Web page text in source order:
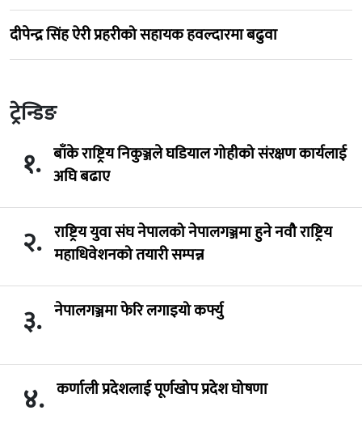
दीपेन्द्र सिंह ऐरी प्रहरीको सहायक हवल्दारमा बढुवा
ट्रेन्डिङ
१. बाँके राष्ट्रिय निकुञ्जले घडियाल गोहीको संरक्षण कार्यलाई
अघि बढाए
२. राष्ट्रिय युवा संघ नेपालको नेपालगञ्जमा हुने नवौ राष्ट्रिय
महाधिवेशनको तयारी सम्पन्न
३. नेपालगञ्जमा फेरि लगाइयो कर्फ्यु
४. कर्णाली प्रदेशलाई पूर्णखोप प्रदेश घोषणा